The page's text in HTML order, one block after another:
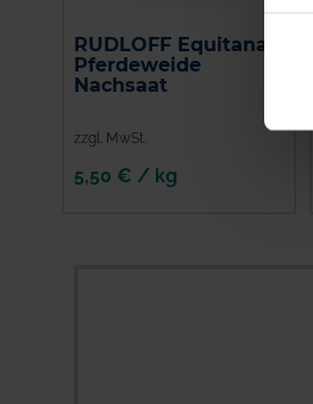
RUDLOFF Equitana®
Pferdeweide
Nachsaat
zzgl. MwSt.
5,50 € / kg